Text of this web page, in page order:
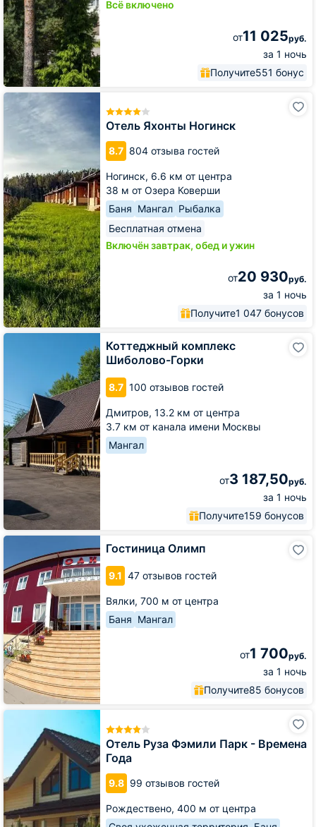
Всё включено
от11 025руб.
за 1 ночь
Получите551 бонус
Отель Яхонты Ногинск
8.7 804 отзыва гостей
Ногинск, 6.6 км от центра
38 м от Озера Коверши
Баня Мангал Рыбалка
Бесплатная отмена
Включён завтрак, обед и ужин
от20 930руб.
за 1 ночь
Получите1 047 бонусов
Отель
Яхонты
Коттеджный комплекс
Шиболово-Горки
8.7 100 отзывов гостей
Дмитров, 13.2 км от центра
3.7 км от канала имени Москвы
Мангал
от3 187,50руб.
за 1 ночь
Получите159 бонусов
Коттеджный
Гостиница Олимп
9.1 47 отзывов гостей
Вялки, 700 м от центра
Баня Мангал
от1 700руб.
за 1 ночь
Получите85 бонусов
Гостиница
Отель Руза Фэмили Парк - Времена
Года
9.8 99 отзывов гостей
Рождествено, 400 м от центра
Отель
Фэмили
Времена
Года